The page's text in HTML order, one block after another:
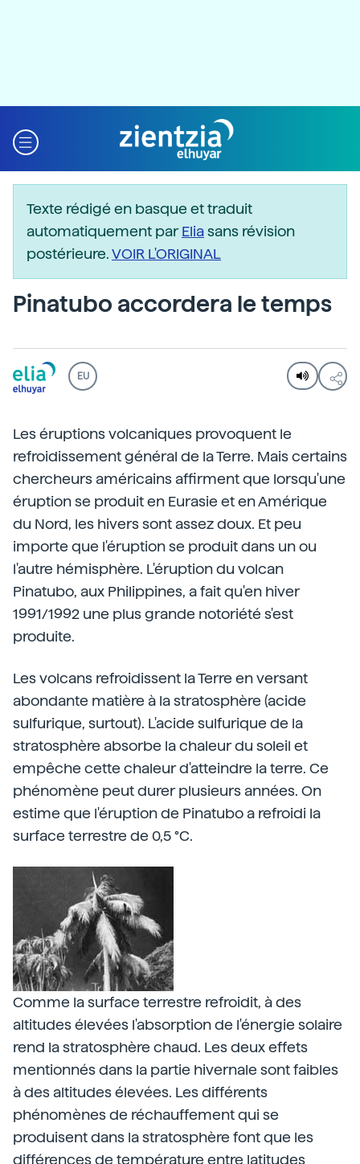
Texte rédigé en basque et traduit
automatiquement parEliasans révision
postérieure.VOIR L'ORIGINAL
Pinatubo accordera le temps
EU
Les éruptions volcaniques provoquent le
refroidissement général de la Terre. Mais certains
chercheurs américains affirment que lorsqu'une
éruption se produit en Eurasie et en Amérique
du Nord, les hivers sont assez doux. Et peu
importe que l'éruption se produit dans un ou
l'autre hémisphère. L'éruption du volcan
Pinatubo, aux Philippines, a fait qu'en hiver
1991/1992 une plus grande notoriété s'est
produite.
Les volcans refroidissent la Terre en versant
abondante matière à la stratosphère (acide
sulfurique, surtout). L'acide sulfurique de la
stratosphère absorbe la chaleur du soleil et
empêche cette chaleur d'atteindre la terre. Ce
phénomène peut durer plusieurs années. On
estime que l'éruption de Pinatubo a refroidi la
surface terrestre de 0,5 °C.
Comme la surface terrestre refroidit, à des
altitudes élevées l'absorption de l'énergie solaire
rend la stratosphère chaud. Les deux effets
mentionnés dans la partie hivernale sont faibles
à des altitudes élevées. Les différents
phénomènes de réchauffement qui se
produisent dans la stratosphère font que les
différences de température entre latitudes